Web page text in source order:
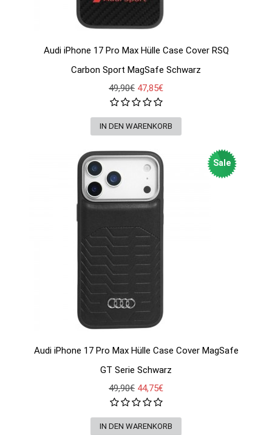
Audi iPhone 17 Pro Max Hülle Case Cover RSQ
Carbon Sport MagSafe Schwarz
49,90€ 47,85€
Sale
Audi iPhone 17 Pro Max Hülle Case Cover MagSafe
GT Serie Schwarz
49,90€ 44,75€